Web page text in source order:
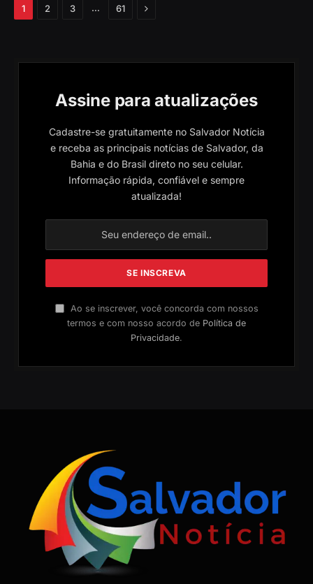
1 2 3 … 61 Próximo
Assine para atualizações
Cadastre-se gratuitamente no Salvador Notícia
e receba as principais notícias de Salvador, da
Bahia e do Brasil direto no seu celular.
Informação rápida, confiável e sempre
atualizada!
Ao se inscrever, você concorda com nossos
termos e com nosso acordo de Política de
Privacidade.